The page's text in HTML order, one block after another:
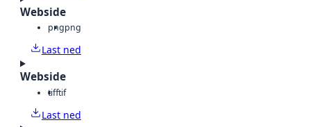
Webside
pngpng
Last ned
Webside
tifftif
Last ned